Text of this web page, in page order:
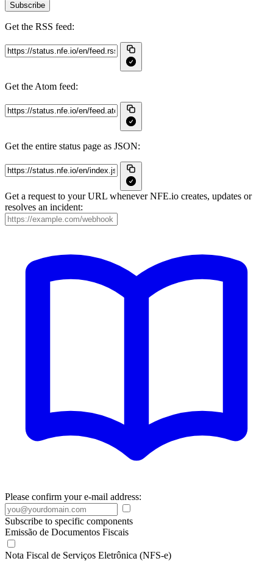
Subscribe
Get the RSS feed:
Get the Atom feed:
Get the entire status page as JSON:
Get a request to your URL whenever NFE.io creates, updates or
resolves an incident:
Please confirm your e-mail address:
Subscribe to specific components
Emissão de Documentos Fiscais
Nota Fiscal de Serviços Eletrônica (NFS-e)